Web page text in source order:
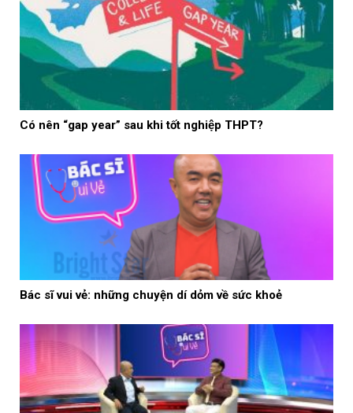
Có nên “gap year” sau khi tốt nghiệp THPT?
Bác sĩ vui vẻ: những chuyện dí dỏm về sức khoẻ